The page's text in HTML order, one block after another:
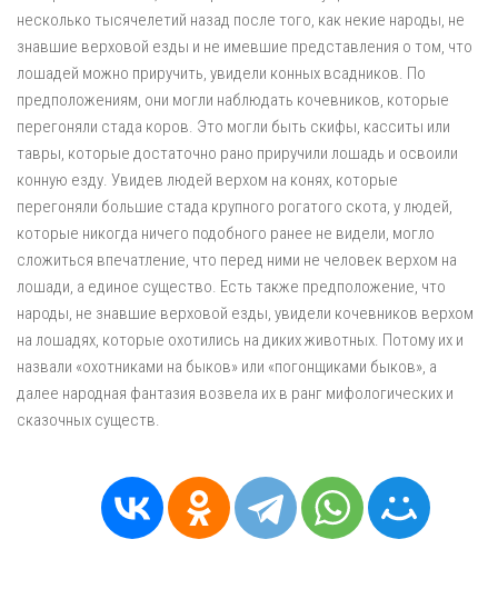
несколько тысячелетий назад после того, как некие народы, не
знавшие верховой езды и не имевшие представления о том, что
лошадей можно приручить, увидели конных всадников. По
предположениям, они могли наблюдать кочевников, которые
перегоняли стада коров. Это могли быть скифы, касситы или
тавры, которые достаточно рано приручили лошадь и освоили
конную езду. Увидев людей верхом на конях, которые
перегоняли большие стада крупного рогатого скота, у людей,
которые никогда ничего подобного ранее не видели, могло
сложиться впечатление, что перед ними не человек верхом на
лошади, а единое существо. Есть также предположение, что
народы, не знавшие верховой езды, увидели кочевников верхом
на лошадях, которые охотились на диких животных. Потому их и
назвали «охотниками на быков» или «погонщиками быков», а
далее народная фантазия возвела их в ранг мифологических и
сказочных существ.